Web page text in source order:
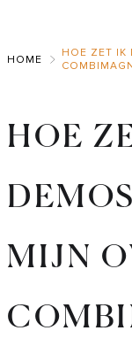
Main
HOME
HOE ZET IK
HOE
MIJN